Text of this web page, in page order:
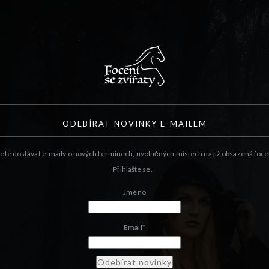
ODEBÍRAT NOVINKY E-MAILEM
dostávat e-maily o nových termínech, uvolněných místech na již obsazená
Přihlašte se.
Jméno
Email*